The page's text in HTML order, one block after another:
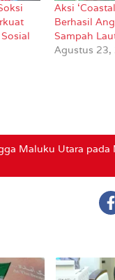
Aksi
Berhasil
Sampah
Agustus 23,
Maluku Utara pada